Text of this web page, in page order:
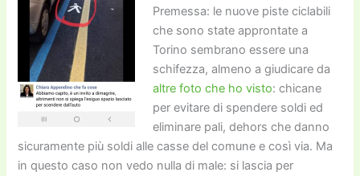
Premessa: le nuove piste ciclabili
che sono state approntate a
Torino sembrano essere una
schifezza, almeno a giudicare da
altre foto che ho visto: chicane
per evitare di spendere soldi ed
eliminare pali, dehors che danno
sicuramente più soldi alle casse del comune e così via. Ma
in questo caso non vedo nulla di male: si lascia per